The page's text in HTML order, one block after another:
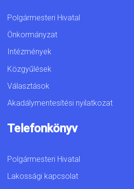
Polgármesteri Hivatal
Önkormányzat
Intézmények
Közgyűlések
Választások
Akadálymentesítési nyilatkozat
Telefonkönyv
Polgármesteri Hivatal
Lakossági kapcsolat